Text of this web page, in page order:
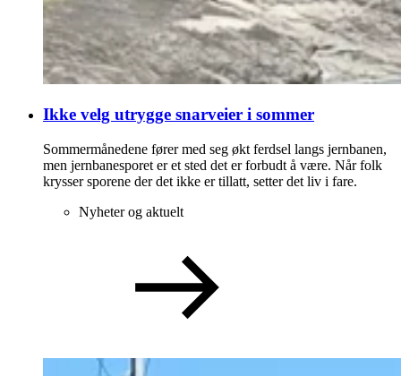
Ikke velg utrygge snarveier i sommer
Sommermånedene fører med seg økt ferdsel langs jernbanen,
men jernbanesporet er et sted det er forbudt å være. Når folk
krysser sporene der det ikke er tillatt, setter det liv i fare.
Nyheter og aktuelt